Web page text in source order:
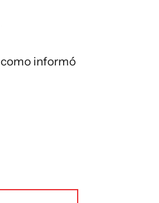
como informó